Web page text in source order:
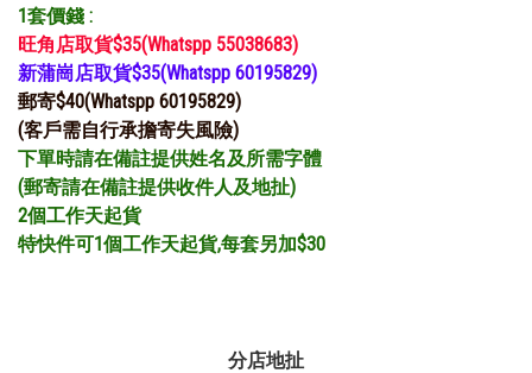
1套價錢 :
旺角店取貨$35(Whatspp 55038683)
新蒲崗店取貨$35(Whatspp 60195829)
郵寄$40(Whatspp 60195829)
(客戶需自行承擔寄失風險)
下單時請在備註提供姓名及所需字體
(郵寄請在備註提供收件人及地扯)
2個工作天起貨
特快件可1個工作天起貨,每套另加$30
分店地扯